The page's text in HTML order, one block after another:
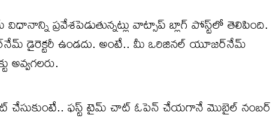
ప్రవేశపెడుతున్నట్లు వాట్సాప్ బ్లాగ్ పోస్ట్‌లో తెలిపింది.
డైరెక్టరీ ఉండదు. అంటే.. మీ ఒరిజినల్ యూజర్‌నేమ్
అవ్వగలరు.
చేసుకుంటే.. ఫస్ట్ టైమ్ చాట్ ఓపెన్ చేయగానే మొబైల్ నంబర్